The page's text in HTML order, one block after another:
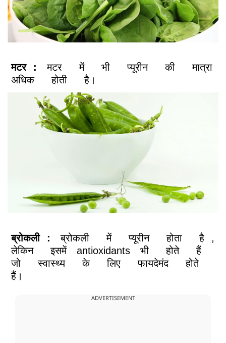
मटर : मटर में भी प्यूरीन की
मात्रा
अधिक
होती है।
ब्रोकली : ब्रोकली में प्यूरीन होता है
,
लेकिन
इसमें antioxidants भी होते
हैं
जो
स्वास्थ्य के लिए फायदेमंद
होते
हैं।
ADVERTISEMENT